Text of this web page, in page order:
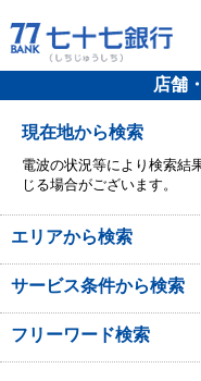
店舗
現在地から検索
電波の状況等により検索結
じる場合がございます。
エリアから検索
サービス条件から検索
フリーワード検索